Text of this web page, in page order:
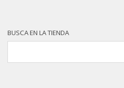
BUSCA EN LA TIENDA